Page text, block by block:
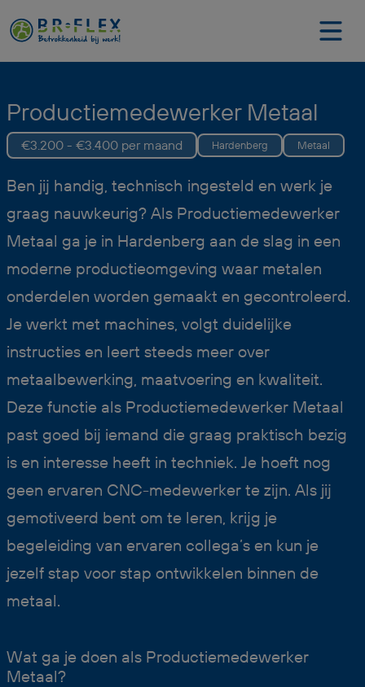
Productiemedewerker Metaal
€3.200 - €3.400 per maand Hardenberg Metaal
Ben jij handig, technisch ingesteld en werk je
graag nauwkeurig? Als Productiemedewerker
Metaal ga je in Hardenberg aan de slag in een
moderne productieomgeving waar metalen
onderdelen worden gemaakt en gecontroleerd.
Je werkt met machines, volgt duidelijke
instructies en leert steeds meer over
metaalbewerking, maatvoering en kwaliteit.
Deze functie als Productiemedewerker Metaal
past goed bij iemand die graag praktisch bezig
is en interesse heeft in techniek. Je hoeft nog
geen ervaren CNC-medewerker te zijn. Als jij
gemotiveerd bent om te leren, krijg je
begeleiding van ervaren collega’s en kun je
jezelf stap voor stap ontwikkelen binnen de
metaal.
Wat ga je doen als Productiemedewerker
Metaal?